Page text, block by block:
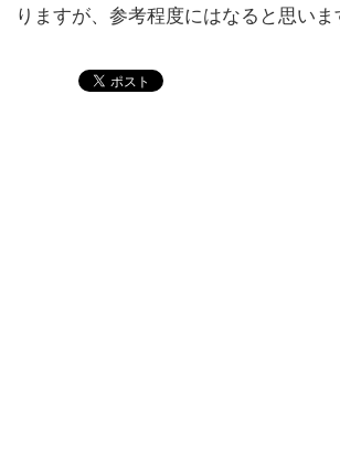
りますが、参考程度にはなると思いま